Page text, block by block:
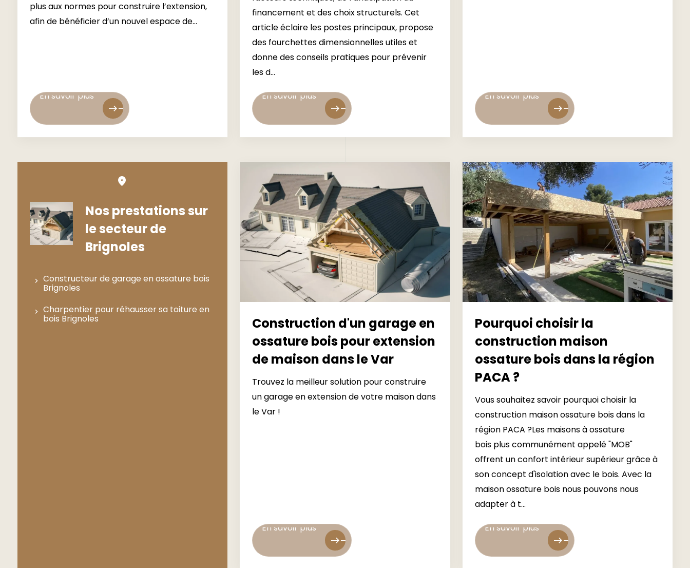
plus aux normes pour construire l’extension,
afin de bénéficier d’un nouvel espace de...
En savoir plus
easteast
financement et des choix structurels. Cet
article éclaire les postes principaux, propose
des fourchettes dimensionnelles utiles et
donne des conseils pratiques pour prévenir
les d...
En savoir plus
easteast
En savoir plus
easteast
Nos prestations sur
le secteur de
Brignoles
Constructeur de garage en ossature bois
Brignoles
Charpentier pour réhausser sa toiture en
bois Brignoles
Construction d'un garage en
ossature bois pour extension
de maison dans le Var
Trouvez la meilleur solution pour construire
un garage en extension de votre maison dans
le Var !
En savoir plus
easteast
Pourquoi choisir la
construction maison
ossature bois dans la région
PACA ?
Vous souhaitez savoir pourquoi choisir la
construction maison ossature bois dans la
région PACA ?Les maisons à ossature
bois plus communément appelé "MOB"
offrent un confort intérieur supérieur grâce à
son concept d'isolation avec le bois. Avec la
maison ossature bois nous pouvons nous
adapter à t...
En savoir plus
En savoir plus
easteast